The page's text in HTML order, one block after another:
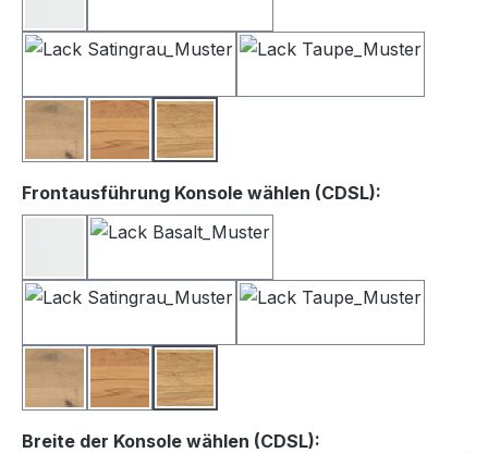
BalkeneicheKernbucheWildeiche
Frontausführung Konsole wählen (CDSL):
BalkeneicheKernbucheWildeiche
Breite der Konsole wählen (CDSL):